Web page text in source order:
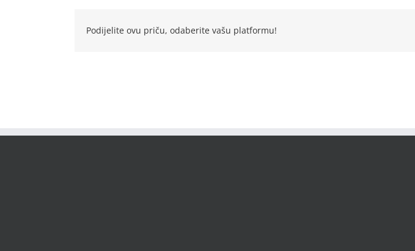
Podijelite ovu priču, odaberite vašu platformu!